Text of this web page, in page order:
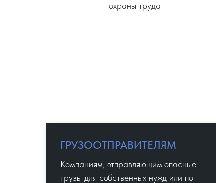
охраны труда
ГРУЗООТПРАВИТЕЛЯМ
Компаниям, отправляющим опасные
грузы для собственных нужд или по